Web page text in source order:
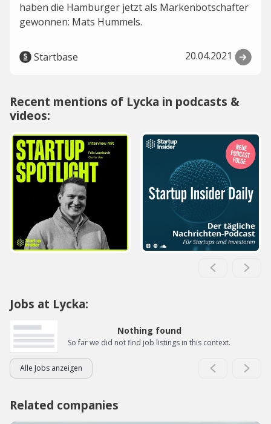
haben die Hamburger jetzt als Markenbotschafter
gewonnen: Mats Hummels.
Startbase 20.04.2021
Recent mentions of Lycka in podcasts &
videos:
Jobs at Lycka:
Nothing found
So far we did not find job listings in this context.
Alle Jobs anzeigen
Related companies